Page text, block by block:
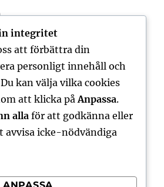
INLÄGGEN
integritet
att förbättra din
personligt innehåll och
kan välja vilka cookies
att klicka på Anpassa.
alla för att godkänna eller
avvisa icke-nödvändiga